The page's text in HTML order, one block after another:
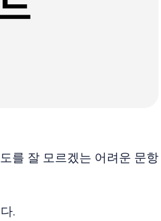
를 잘 모르겠는 어려운 문항
.